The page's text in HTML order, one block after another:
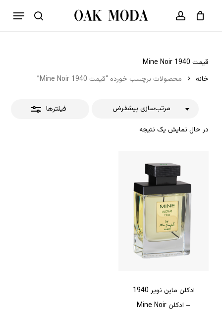
جستجو حساب کاربری
فهرست
سبد خرید بستن
قیمت Mine Noir 1940
خانه
محصولات برچسب خورده “قیمت Mine Noir 1940”
فیلترها
در حال نمایش یک نتیجه
مرتب‌سازی پیشفرض
بستن
ادکلن ماین نویر 1940
– ادکلن Mine Noir